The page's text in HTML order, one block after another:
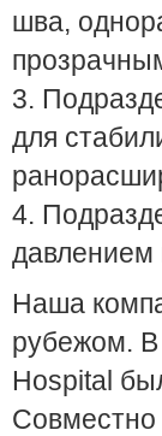
шва,
3.
для
4.
давлением
Наша
рубежом. В
Hospital
Совместно